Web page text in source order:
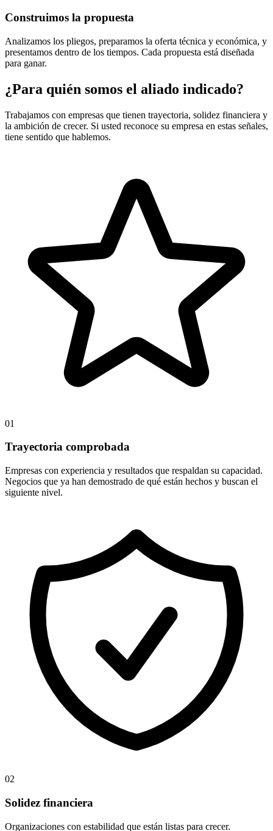
Construimos la propuesta
Analizamos los pliegos, preparamos la oferta técnica y económica, y
presentamos dentro de los tiempos. Cada propuesta está diseñada
para ganar.
¿Para quién somos el aliado indicado?
Trabajamos con empresas que tienen trayectoria, solidez financiera y
la ambición de crecer. Si usted reconoce su empresa en estas señales,
tiene sentido que hablemos.
01
Trayectoria comprobada
Empresas con experiencia y resultados que respaldan su capacidad.
Negocios que ya han demostrado de qué están hechos y buscan el
siguiente nivel.
02
Solidez financiera
Organizaciones con estabilidad que están listas para crecer.